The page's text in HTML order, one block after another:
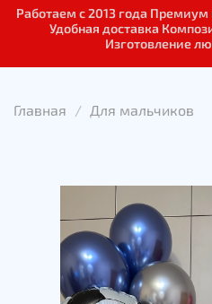
Работаем с 2013 года
Удобная доставка
Изготовление
Главная Для мальчиков